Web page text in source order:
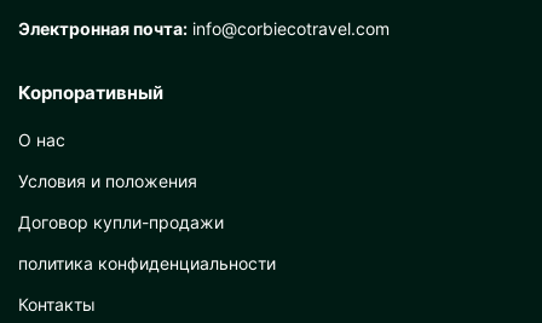
Электронная почта: info@corbiecotravel.com
Корпоративный
О нас
Условия и положения
Договор купли-продажи
политика конфиденциальности
Контакты